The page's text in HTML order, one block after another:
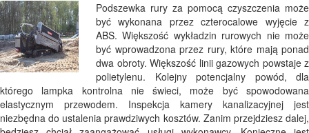
Podszewka rury za pomocą czyszczenia może
być wykonana przez czterocalowe wyjęcie z
ABS. Większość wykładzin rurowych nie może
być wprowadzona przez rury, które mają ponad
dwa obroty. Większość linii gazowych powstaje z
polietylenu. Kolejny potencjalny powód, dla
którego lampka kontrolna nie świeci, może być spowodowana
elastycznym przewodem. Inspekcja kamery kanalizacyjnej jest
niezbędna do ustalenia prawdziwych kosztów. Zanim przejdziesz dalej,